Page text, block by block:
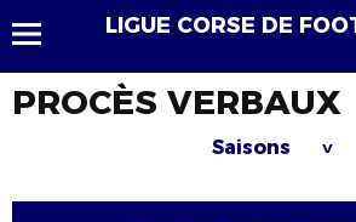
LIGUE CORSE DE
PROCÈS VERBAUX
Saisons >